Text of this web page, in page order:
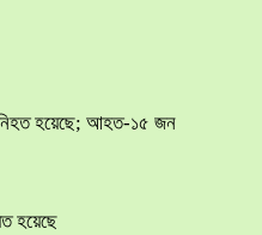
নিহত হয়েছে; আহত-১৫ জন
হয়েছে